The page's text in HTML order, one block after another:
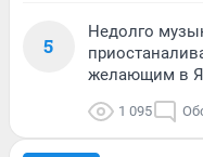
5
Недолго
желающим в
1 095